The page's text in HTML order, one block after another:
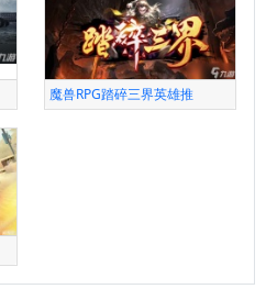
魔兽RPG踏碎三界英雄推